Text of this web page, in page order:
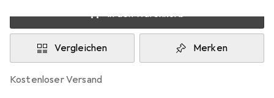
In den Warenkorb
Vergleichen Merken
kostenloser Versand